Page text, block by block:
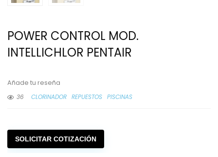
POWER CONTROL MOD.
INTELLICHLOR PENTAIR
Añade tu reseña
36
CLORINADOR REPUESTOS PISCINAS
SOLICITAR COTIZACIÓN